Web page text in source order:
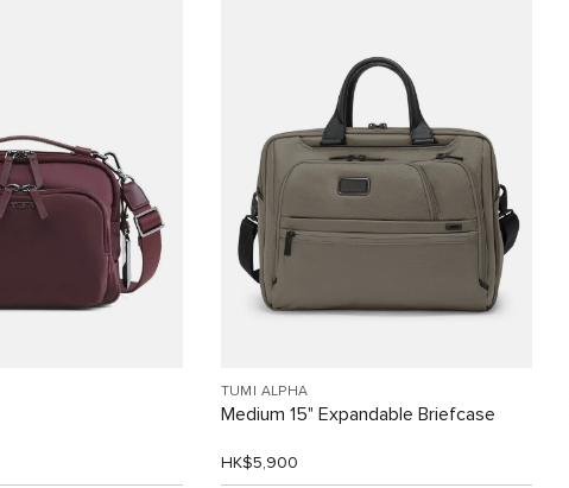
TUMI ALPHA
Medium 15" Expandable Briefcase
HK$5,900